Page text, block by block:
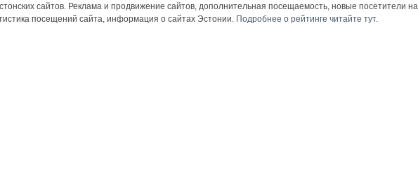
сайтов. Реклама и продвижение сайтов, дополнительная посещаемость, новые посетители на
посещений сайта, информация о сайтах Эстонии. Подробнее о рейтинге читайте тут.